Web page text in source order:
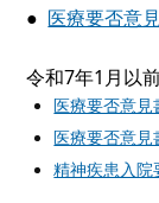
● 医療要否意
令和7年1月以
医療要否意見
医療要否意見
精神疾患入院